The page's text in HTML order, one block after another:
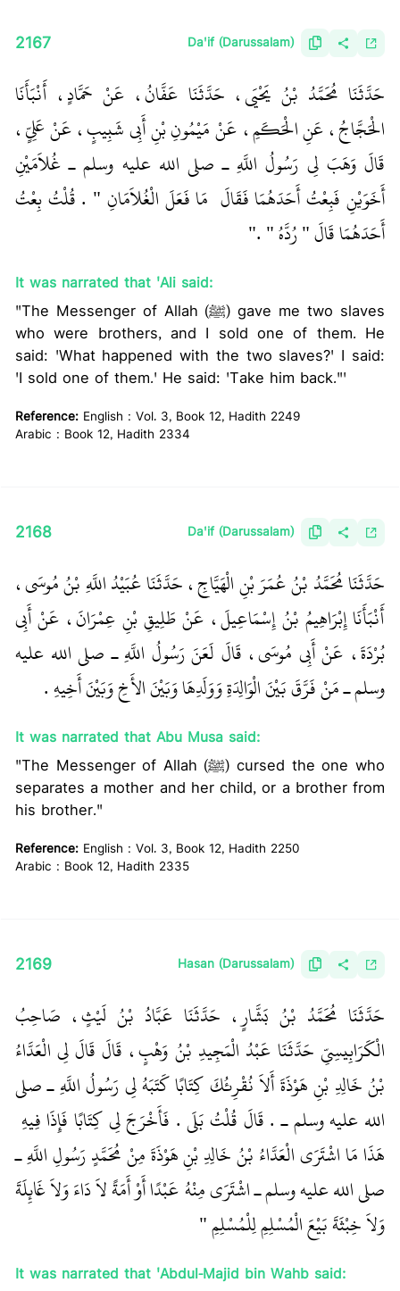
2167 Da'if (Darussalam)
حَدَّثَنَا مُحَمَّدُ بْنُ يَحْيَى، حَدَّثَنَا عَفَّانُ، عَنْ حَمَّادٍ، أَنْبَأَنَا
الْحَجَّاجُ، عَنِ الْحَكَمِ، عَنْ مَيْمُونِ بْنِ أَبِي شَبِيبٍ، عَنْ عَلِيٍّ،
قَالَ وَهَبَ لِي رَسُولُ اللَّهِ ـ صلى الله عليه وسلم ـ غُلاَمَيْنِ
أَخَوَيْنِ فَبِعْتُ أَحَدَهُمَا فَقَالَ ‏‏ مَا فَعَلَ الْغُلاَمَانِ ‏"‏ ‏.‏ قُلْتُ بِعْتُ
أَحَدَهُمَا قَالَ ‏"‏ رُدَّهُ ‏"‏ ‏.‏"
It was narrated that 'Ali said:
"The Messenger of Allah (ﷺ) gave me two slaves
who were brothers, and I sold one of them. He
said: 'What happened with the two slaves?' I said:
'I sold one of them.' He said: 'Take him back."'
Reference: English : Vol. 3, Book 12, Hadith 2249
Arabic : Book 12, Hadith 2334
2168 Da'if (Darussalam)
حَدَّثَنَا مُحَمَّدُ بْنُ عُمَرَ بْنِ الْهَيَّاجِ، حَدَّثَنَا عُبَيْدُ اللَّهِ بْنُ مُوسَى،
أَنْبَأَنَا إِبْرَاهِيمُ بْنُ إِسْمَاعِيلَ، عَنْ طَلِيقِ بْنِ عِمْرَانَ، عَنْ أَبِي
بُرْدَةَ، عَنْ أَبِي مُوسَى، قَالَ لَعَنَ رَسُولُ اللَّهِ ـ صلى الله عليه
وسلم ـ مَنْ فَرَّقَ بَيْنَ الْوَالِدَةِ وَوَلَدِهَا وَبَيْنَ الأَخِ وَبَيْنَ أَخِيهِ ‏.‏
It was narrated that Abu Musa said:
"The Messenger of Allah (ﷺ) cursed the one who
separates a mother and her child, or a brother from
his brother."
Reference: English : Vol. 3, Book 12, Hadith 2250
Arabic : Book 12, Hadith 2335
2169 Hasan (Darussalam)
حَدَّثَنَا مُحَمَّدُ بْنُ بَشَّارٍ، حَدَّثَنَا عَبَّادُ بْنُ لَيْثٍ، صَاحِبُ
الْكَرَابِيسِيِّ حَدَّثَنَا عَبْدُ الْمَجِيدِ بْنُ وَهْبٍ، قَالَ قَالَ لِي الْعَدَّاءُ
بْنُ خَالِدِ بْنِ هَوْذَةَ أَلاَ نُقْرِئُكَ كِتَابًا كَتَبَهُ لِي رَسُولُ اللَّهِ ـ صلى
الله عليه وسلم ـ ‏.‏ قَالَ قُلْتُ بَلَى ‏.‏ فَأَخْرَجَ لِي كِتَابًا فَإِذَا فِيهِ ‏
هَذَا مَا اشْتَرَى الْعَدَّاءُ بْنُ خَالِدِ بْنِ هَوْذَةَ مِنْ مُحَمَّدٍ رَسُولِ اللَّهِ ـ
صلى الله عليه وسلم ـ اشْتَرَى مِنْهُ عَبْدًا أَوْ أَمَةً لاَ دَاءَ وَلاَ غَائِلَةَ
وَلاَ خِبْثَةَ بَيْعَ الْمُسْلِمِ لِلْمُسْلِمِ ‏"
It was narrated that 'Abdul-Majid bin Wahb said: